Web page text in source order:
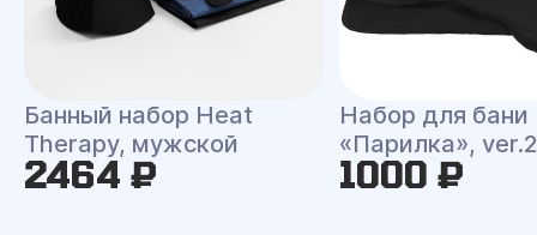
Банный набор Heat
Therapy, мужской
2464 ₽
Набор для бани
«Парилка», ver.2
1000 ₽